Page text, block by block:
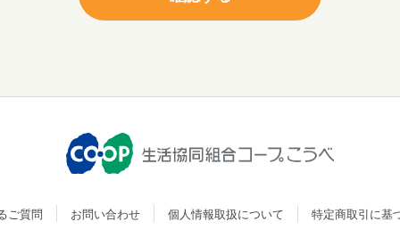
ご質問 お問い合わせ 個人情報取扱について 特定商取引に基